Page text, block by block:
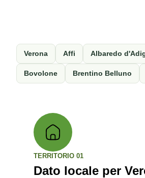
Verona Affi Albaredo
Bovolone Brentino Belluno
TERRITORIO 01
Dato locale per